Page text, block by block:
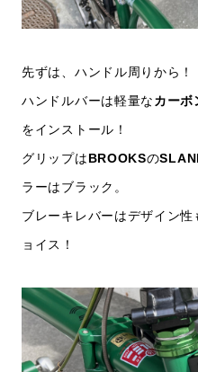
先ずは、ハンドル周りから！
ハンドルバーは軽量なカーボ
をインストール！
グリップはBROOKSの
ラーはブラック。
ブレーキレバーはデザイン性
ョイス！